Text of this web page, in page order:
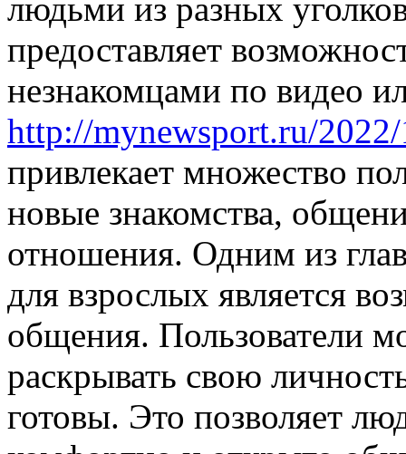
людьми из разных
предоставляет
незнакомцами по видео
http://mynewsport.ru/
привлекает множество
новые знакомства,
отношения. Одним из
для взрослых является
общения. Пользователи
раскрывать свою
готовы. Это позволяет